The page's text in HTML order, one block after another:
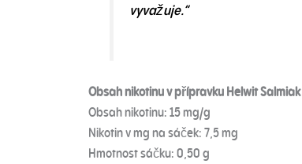
vyvažuje.“
Obsah nikotinu v přípravku Helwit Salmiak
Obsah nikotinu: 15 mg/g
Nikotin v mg na sáček: 7,5 mg
Hmotnost sáčku: 0,50 g